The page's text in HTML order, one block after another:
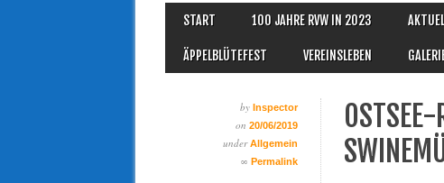
MAIN MENU
content
START 100 JAHRE RVW IN 2023
ÄPPELBLÜTEFEST VEREINSLEBEN
by Inspector
on 20/06/2019
underAllgemein
∞ Permalink